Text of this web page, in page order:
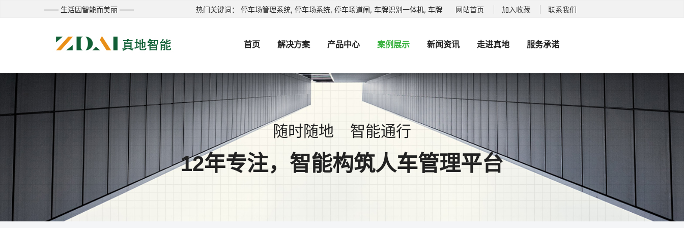
—— 生活因智能而美丽 —— 热门关键词： 停车场管理系统, 停车场系统, 停车场道闸, 车牌识别一体机, 车牌识别系统, 车牌识别系统厂家
网站首页 加入收藏 联系我们
首页 解决方案 产品中心 案例展示 新闻资讯 走进真地 服务承诺
随时随地 智能通行
12年专注，智能构筑人车管理平台